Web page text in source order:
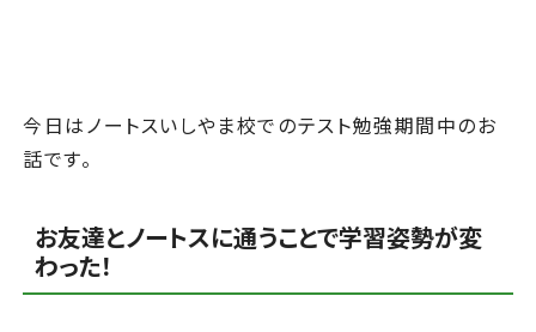
今日はノートスいしやま校でのテスト勉強期間中のお
話です。
お友達とノートスに通うことで学習姿勢が変
わった！